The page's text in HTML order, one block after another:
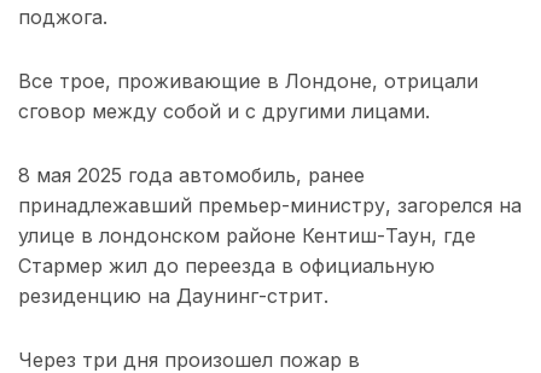
поджога.
Все трое, проживающие в Лондоне, отрицали
сговор между собой и с другими лицами.
8 мая 2025 года автомобиль, ранее
принадлежавший премьер-министру, загорелся на
улице в лондонском районе Кентиш-Таун, где
Стармер жил до переезда в официальную
резиденцию на Даунинг-стрит.
Через три дня произошел пожар в